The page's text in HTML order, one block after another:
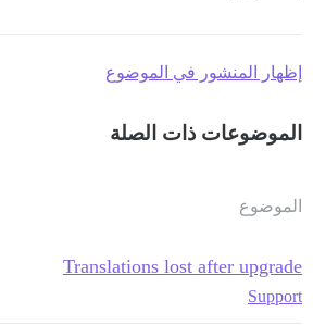
إظهار المنشور في الموضوع
الموضوعات ذات الصلة
الموضوع
Translations lost after upgrade
Support